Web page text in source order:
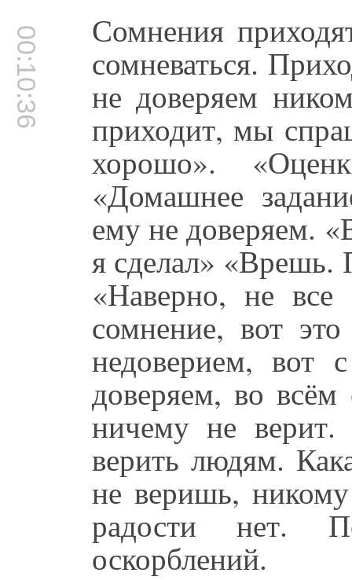
00:10:36 Сомнения
сомневаться.
не доверяем
приходит, мы
хорошо».
«Домашнее
ему не доверяем.
я сделал» «Врешь.
«Наверно, не все
сомнение, вот
недоверием, вот
доверяем, во всём
ничему не
верить людям.
не веришь,
радости нет.
оскорблений.